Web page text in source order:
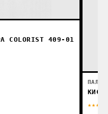
COLORIST 409-01